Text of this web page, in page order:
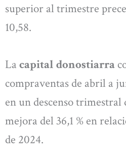
superior al trimestre
10,58.
La capital donostiarra
compraventas de abril a
en un descenso trimestral
mejora del 36,1 % en
de 2024.